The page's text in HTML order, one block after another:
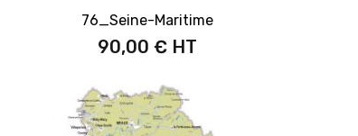
76_Seine-Maritime
90,00 €